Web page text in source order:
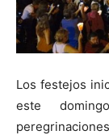
Los festejos
este